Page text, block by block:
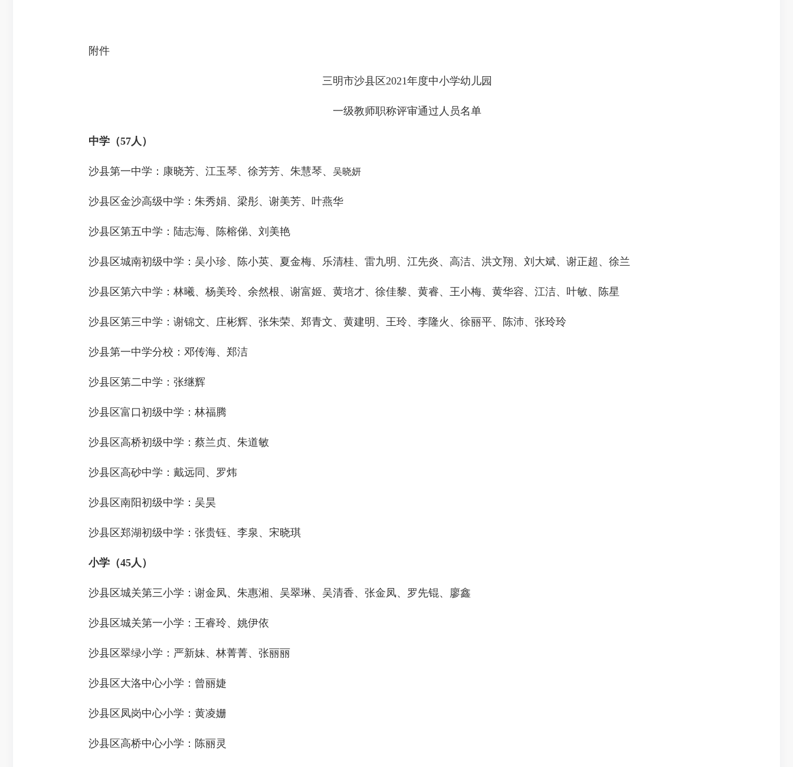
附件
三明市沙县区2021年度中小学幼儿园
一级教师职称评审通过人员名单
中学（57人）
沙县第一中学：康晓芳、江玉琴、徐芳芳、朱慧琴、 吴晓妍
沙县区金沙高级中学：朱秀娟、梁彤、谢美芳、叶燕华
沙县区第五中学：陆志海、陈榕俤、刘美艳
沙县区城南初级中学：吴小珍、陈小英、夏金梅、乐清桂、雷九明、江先炎、高洁、洪文翔、刘大斌、谢正超、徐兰
沙县区第六中学：林曦、杨美玲、余然根、谢富姬、黄培才、徐佳黎、黄睿、王小梅、黄华容、江洁、叶敏、陈星
沙县区第三中学：谢锦文、庄彬辉、张朱荣、郑青文、黄建明、王玲、李隆火、徐丽平、陈沛、张玲玲
沙县第一中学分校：邓传海、郑洁
沙县区第二中学：张继辉
沙县区富口初级中学：林福腾
沙县区高桥初级中学：蔡兰贞、朱道敏
沙县区高砂中学：戴远同、罗炜
沙县区南阳初级中学：吴昊
沙县区郑湖初级中学：张贵钰、李泉、宋晓琪
小学（45人）
沙县区城关第三小学：谢金凤、朱惠湘、吴翠琳、吴清香、张金凤、罗先锟、廖鑫
沙县区城关第一小学：王睿玲、姚伊依
沙县区翠绿小学：严新妹、林菁菁、张丽丽
沙县区大洛中心小学：曾丽婕
沙县区凤岗中心小学：黄凌姗
沙县区高桥中心小学：陈丽灵